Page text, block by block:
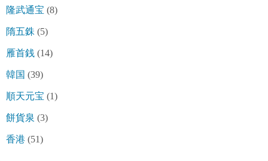
隆武通宝 (8)
隋五銖 (5)
雁首銭 (14)
韓国 (39)
順天元宝 (1)
餅貨泉 (3)
香港 (51)